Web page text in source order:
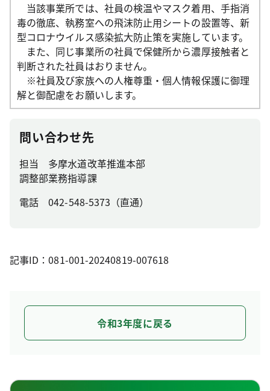
当該事業所では、社員の検温やマスク着用、手指消
毒の徹底、執務室への飛沫防止用シートの設置等、新
型コロナウイルス感染拡大防止策を実施しています。
また、同じ事業所の社員で保健所から濃厚接触者と
判断された社員はおりません。
※社員及び家族への人権尊重・個人情報保護に御理
解と御配慮をお願いします。
問い合わせ先
担当 多摩水道改革推進本部
調整部業務指導課
電話 042-548-5373（直通）
記事ID：081-001-20240819-007618
令和3年度に戻る